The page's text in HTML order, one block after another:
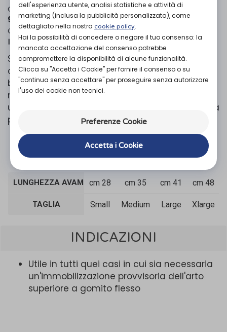
Codice OTGP:CA4VQD9199| Riferimento produttore:
902| Codice Nomenclatore tariffario:06.06.09 |
Categoria:Prodotti ortopedici»Arto superiore
Immobilizzatori spalla-braccio
Supporto reggibraccio semplice in materiale
che consente un'ampia traspirazione. Il
bretellaggio per l'ancoraggio del supporto è
munito di un soffice cuscinetto che permette
una più comoda vivibilità ed una riduzione della
pressione sull'area clavicolare
LUNGHEZZA AVAMBRACCIO
cm 28 cm 35 cm 41 cm 48
TAGLIA Small Medium Large Xlarge
INDICAZIONI
Utile in tutti quei casi in cui sia necessaria
un'immobilizzazione provvisoria dell'arto
superiore a gomito flesso
dell'esperienza utente, analisi statistiche e attività di
marketing (inclusa la pubblicità personalizzata), come
dettagliato nella nostra cookie policy.
Hai la possibilità di concedere o negare il tuo consenso: la
mancata accettazione del consenso potrebbe
compromettere la disponibilità di alcune funzionalità.
Clicca su "Accetta i Cookie" per fornire il consenso o su
"continua senza accettare" per proseguire senza autorizzare
l'uso dei cookie non tecnici.
Preferenze Cookie
Accetta i Cookie